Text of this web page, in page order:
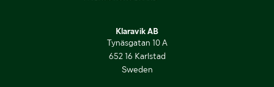
Klaravik AB
Tynäsgatan 10 A
652 16 Karlstad
Sweden